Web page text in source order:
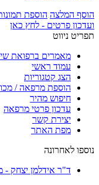
הוסף המלצה הוספת
ועדכון פרטים - לחץ כאן
תפריט ניווט
מאמרים ברפואת
עמוד ראשי
הצג קטגוריות
הוספת מרפאה /
חיפוש מהיר
עדכון פרטי מרפאה
יצירת קשר
מפת האתר
נוספו לאחרונה
ד"ר אידלמן יצחק -